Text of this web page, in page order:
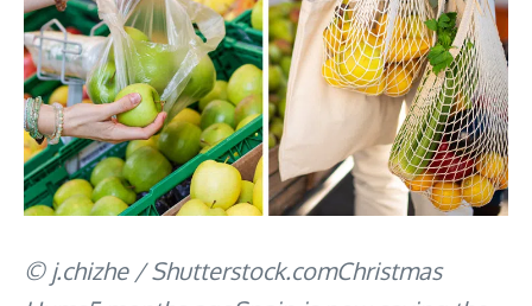
© j.chizhe / Shutterstock.comChristmas